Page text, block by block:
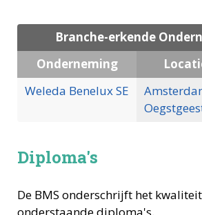
Branche-erkende
Onderneming
Weleda Benelux SE
Diploma's
De BMS onderschrijft het